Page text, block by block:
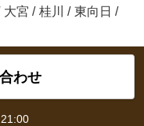
大宮 / 桂川 / 東向日 /
わせ